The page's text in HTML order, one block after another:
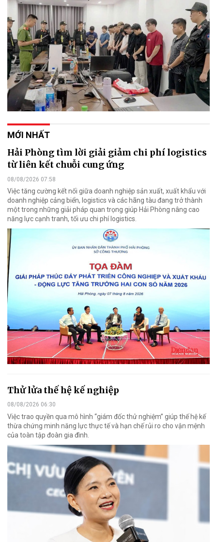
MỚI NHẤT
Hải Phòng tìm lời giải giảm chi phí logistics
từ liên kết chuỗi cung ứng
08/08/2026 07:58
Việc tăng cường kết nối giữa doanh nghiệp sản xuất, xuất khẩu với
doanh nghiệp cảng biển, logistics và các hãng tàu đang trở thành
một trong những giải pháp quan trọng giúp Hải Phòng nâng cao
năng lực cạnh tranh, tối ưu chi phí logistics.
Thử lửa thế hệ kế nghiệp
08/08/2026 06:30
Việc trao quyền qua mô hình “giám đốc thử nghiệm” giúp thế hệ kế
thừa chứng minh năng lực thực tế và hạn chế rủi ro cho vận mệnh
của toàn tập đoàn gia đình.